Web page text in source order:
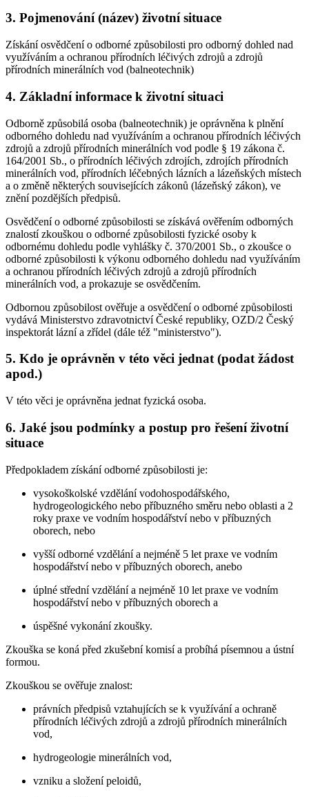
3. Pojmenování (název) životní situace
Získání osvědčení o odborné způsobilosti pro odborný dohled nad
využíváním a ochranou přírodních léčivých zdrojů a zdrojů
přírodních minerálních vod (balneotechnik)
4. Základní informace k životní situaci
Odborně způsobilá osoba (balneotechnik) je oprávněna k plnění
odborného dohledu nad využíváním a ochranou přírodních léčivých
zdrojů a zdrojů přírodních minerálních vod podle § 19 zákona č.
164/2001 Sb., o přírodních léčivých zdrojích, zdrojích přírodních
minerálních vod, přírodních léčebných lázních a lázeňských místech
a o změně některých souvisejících zákonů (lázeňský zákon), ve
znění pozdějších předpisů.
Osvědčení o odborné způsobilosti se získává ověřením odborných
znalostí zkouškou o odborné způsobilosti fyzické osoby k
odbornému dohledu podle vyhlášky č. 370/2001 Sb., o zkoušce o
odborné způsobilosti k výkonu odborného dohledu nad využíváním
a ochranou přírodních léčivých zdrojů a zdrojů přírodních
minerálních vod, a prokazuje se osvědčením.
Odbornou způsobilost ověřuje a osvědčení o odborné způsobilosti
vydává Ministerstvo zdravotnictví České republiky, OZD/2 Český
inspektorát lázní a zřídel (dále též "ministerstvo").
5. Kdo je oprávněn v této věci jednat (podat žádost
apod.)
V této věci je oprávněna jednat fyzická osoba.
6. Jaké jsou podmínky a postup pro řešení životní
situace
Předpokladem získání odborné způsobilosti je:
vysokoškolské vzdělání vodohospodářského,
hydrogeologického nebo příbuzného směru nebo oblasti a 2
roky praxe ve vodním hospodářství nebo v příbuzných
oborech, nebo
vyšší odborné vzdělání a nejméně 5 let praxe ve vodním
hospodářství nebo v příbuzných oborech, anebo
úplné střední vzdělání a nejméně 10 let praxe ve vodním
hospodářství nebo v příbuzných oborech a
úspěšné vykonání zkoušky.
Zkouška se koná před zkušební komisí a probíhá písemnou a ústní
formou.
Zkouškou se ověřuje znalost:
právních předpisů vztahujících se k využívání a ochraně
přírodních léčivých zdrojů a zdrojů přírodních minerálních
vod,
hydrogeologie minerálních vod,
vzniku a složení peloidů,